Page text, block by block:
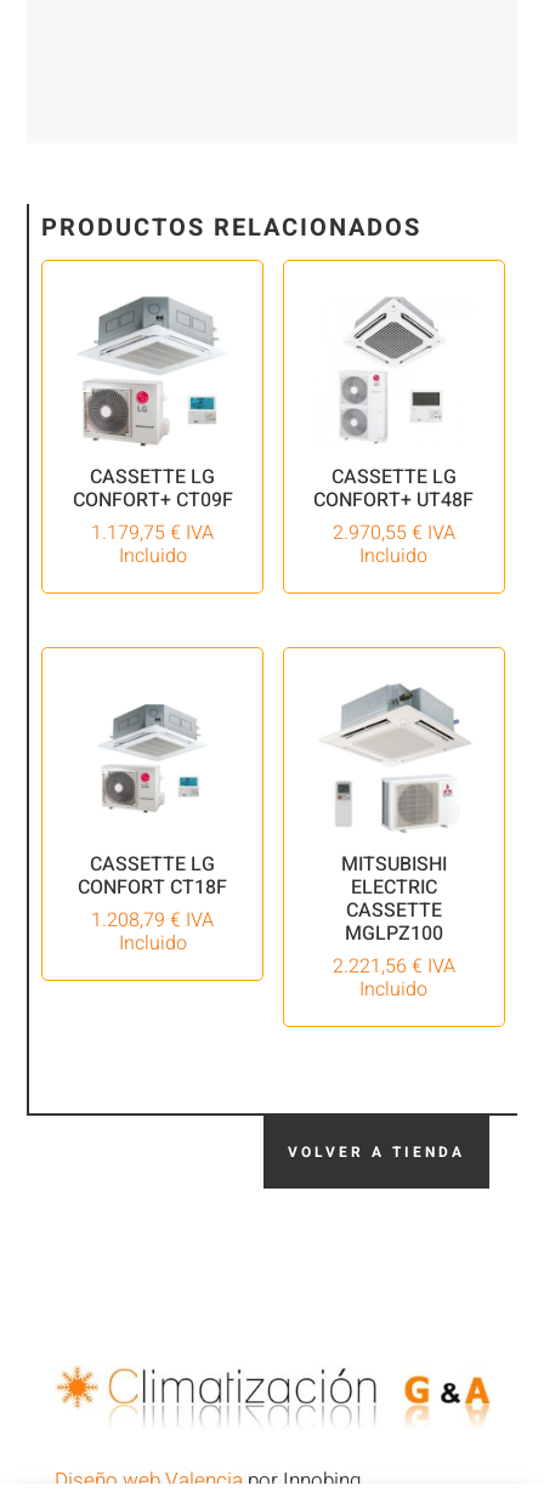
PRODUCTOS RELACIONADOS
CASSETTE LG
CONFORT+ CT09F
1.179,75€ IVA
Incluido
CASSETTE LG
CONFORT+ UT48F
2.970,55€ IVA
Incluido
CASSETTE LG
CONFORT CT18F
1.208,79€ IVA
Incluido
MITSUBISHI
ELECTRIC
CASSETTE
MGLPZ100
2.221,56 € IVA
Incluido
VOLVER A TIENDA
Diseño web Valencia por Innobing